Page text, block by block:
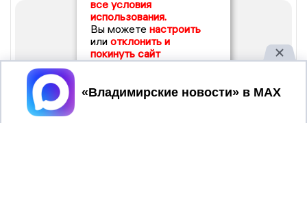
все условия
использования.
Вы можете настроить
или отклонить и
покинуть сайт
Принять